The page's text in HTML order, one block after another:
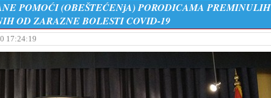
POMOĆI (OBEŠTEĆENјA) PORODICAMA PREMINULIH
OD ZARAZNE BOLESTI COVID-19
17:24:19